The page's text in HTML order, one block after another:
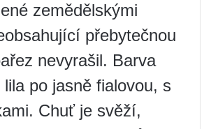
zemědělskými
přebytečnou
nevyrašil. Barva
po jasně fialovou, s
Chuť je svěží,